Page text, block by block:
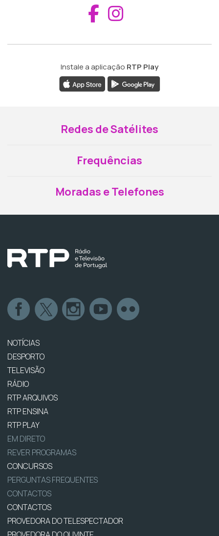
Aceder ao
Instale a aplicação RTP Play
Redes de Satélites
Frequências
Moradas e Telefones
NOTÍCIAS
DESPORTO
TELEVISÃO
RÁDIO
RTP ARQUIVOS
RTP ENSINA
RTP PLAY
EM DIRETO
REVER PROGRAMAS
CONCURSOS
PERGUNTAS FREQUENTES
CONTACTOS
CONTACTOS
PROVEDORA DO TELESPECTADOR